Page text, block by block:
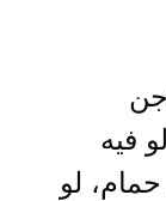
فيه
لو